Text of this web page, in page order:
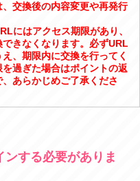
交換後の内容変更や再発行
にはアクセス期限があり、
きなくなります。必ずURL
、期限内に交換を行ってく
過ぎた場合はポイントの返
あらかじめご了承くださ
する必要がありま